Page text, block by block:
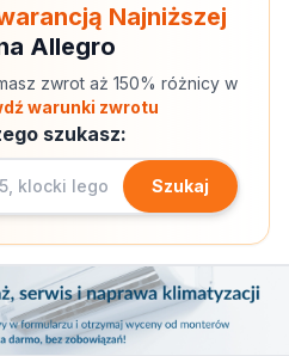
Najniższej
Allegro
zwrot aż 150% różnicy w
warunki zwrotu
szukasz:
Szukaj